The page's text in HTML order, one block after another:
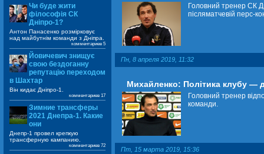
Головний тренер СК
післяматчевій перс-
Пн, 8 апреля 2019, 11:32
Михайленко: Політика клубу —
Головний тренер
команди.
Пт, 15 марта 2019, 15:36
Чи буде жити
філософія СК
Дніпро-1?
Антон Панасенко розмірковує
над майбутнім команди з Дніпра.
комментариев 5
Йовичевич знищує
свою бездоганну
репутацію переходом
в Шахтар
Він кидає Дніпро-1.
комментариев 17
Зимние трансферы
2021 Днепра-1. Какие
они
Днепр-1 провел крепкую
трансферную кампанию.
комментариев 72